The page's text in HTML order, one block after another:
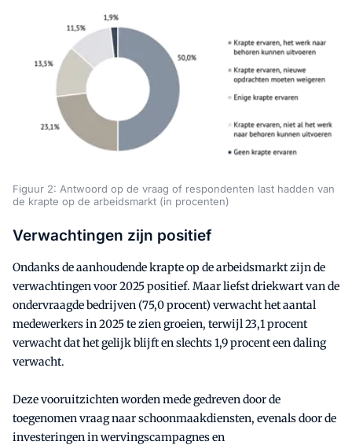
Figuur 2: Antwoord op de vraag of respondenten last hadden van
de krapte op de arbeidsmarkt (in procenten)
Verwachtingen zijn positief
Ondanks de aanhoudende krapte op de arbeidsmarkt zijn de
verwachtingen voor 2025 positief. Maar liefst driekwart van de
ondervraagde bedrijven (75,0 procent) verwacht het aantal
medewerkers in 2025 te zien groeien, terwijl 23,1 procent
verwacht dat het gelijk blijft en slechts 1,9 procent een daling
verwacht.
Deze vooruitzichten worden mede gedreven door de
toegenomen vraag naar schoonmaakdiensten, evenals door de
investeringen in wervingscampagnes en